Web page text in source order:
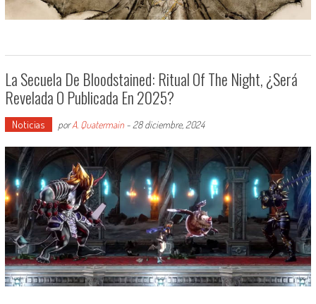
La Secuela De Bloodstained: Ritual Of The Night, ¿será
Revelada O Publicada En 2025?
Noticias porA. Quatermain- 28 diciembre, 2024